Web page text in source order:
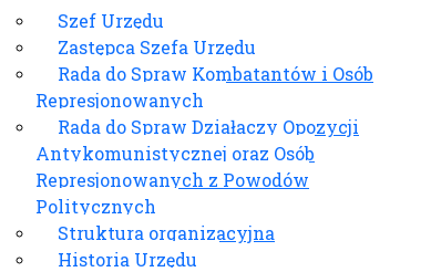
Szef Urzędu
Zastępca Szefa Urzędu
Rada do Spraw Kombatantów i Osób
Represjonowanych
Rada do Spraw Działaczy Opozycji
Antykomunistycznej oraz Osób
Represjonowanych z Powodów
Politycznych
Struktura organizacyjna
Historia Urzędu